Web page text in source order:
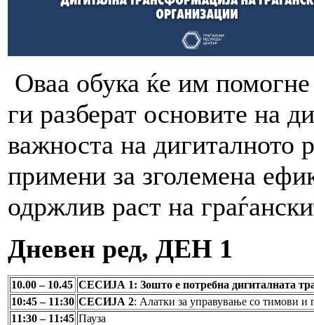
Оваа обука ќе им
ги разберат основите на
важноста на дигиталното
примени за зголемена
одржлив раст на
Дневен ред, ДЕН 1
10.00 – 10.45 СЕСИЈА 1: Зошто е потребна дигиталната
10:45 – 11:30 СЕСИЈА 2: Алатки за управување со тимови и
11:30 – 11:45 Пауза